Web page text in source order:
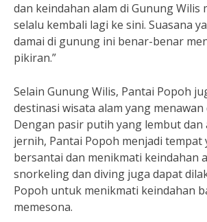
dan keindahan alam di Gunung Wilis
selalu kembali lagi ke sini. Suasana
damai di gunung ini benar-benar
pikiran.”
Selain Gunung Wilis, Pantai Popoh
destinasi wisata alam yang
Dengan pasir putih yang lembut dan
jernih, Pantai Popoh menjadi tempat
bersantai dan menikmati keindahan
snorkeling dan diving juga dapat
Popoh untuk menikmati keindahan
memesona.